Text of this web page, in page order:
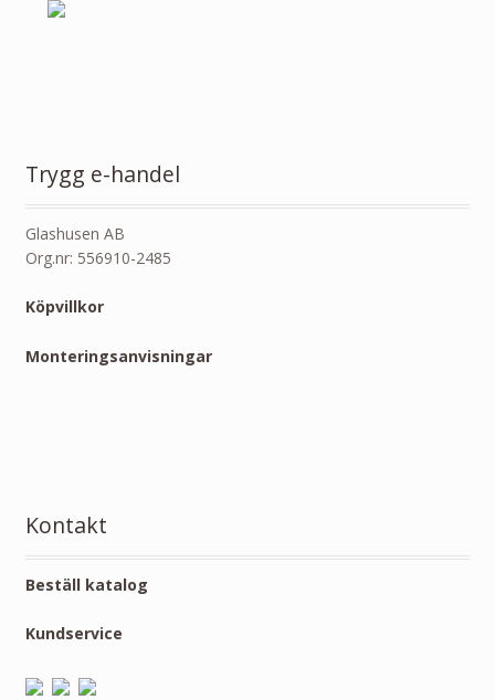
Trygg e-handel
Glashusen AB
Org.nr: 556910-2485
Köpvillkor
Monteringsanvisningar
Kontakt
Beställ katalog
Kundservice